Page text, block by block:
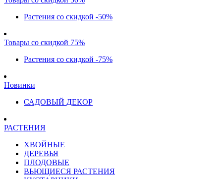
Растения со скидкой -50%
Товары со скидкой 75%
Растения со скидкой -75%
Новинки
САДОВЫЙ ДЕКОР
РАСТЕНИЯ
ХВОЙНЫЕ
ДЕРЕВЬЯ
ПЛОДОВЫЕ
ВЬЮЩИЕСЯ РАСТЕНИЯ